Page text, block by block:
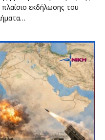
εκδήλωσης του